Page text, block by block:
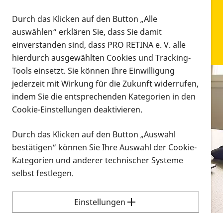
Infomaterial
Infomaterial
Vorlesen
Alle Infomaterialien in verschiedenen
Formaten an einem Ort
Sie möchten wissen, wie Sie nach Infonmaterial
suchen und dieses bestellen bzw. herunterladen
Durch das Klicken auf den Button „Alle
auswählen“ erklären Sie, dass Sie damit
einverstanden sind, dass PRO RETINA e. V. alle
hierdurch ausgewählten Cookies und Tracking-
Tools einsetzt. Sie können Ihre Einwilligung
jederzeit mit Wirkung für die Zukunft widerrufen,
indem Sie die entsprechenden Kategorien in den
Cookie-Einstellungen deaktivieren.
Durch das Klicken auf den Button „Auswahl
bestätigen“ können Sie Ihre Auswahl der Cookie-
Kategorien und anderer technischer Systeme
selbst festlegen.
Einstellungen